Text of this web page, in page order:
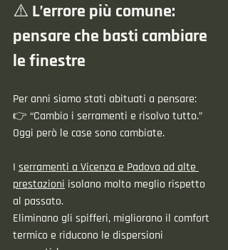
⚠️ L’errore più comune:
pensare che basti cambiare
le finestre
Per anni siamo stati abituati a pensare:
👉 “Cambio i serramenti e risolvo tutto.”
Oggi però le case sono cambiate.
I serramenti a Vicenza e Padova ad alte
prestazioni isolano molto meglio rispetto
al passato.
Eliminano gli spifferi, migliorano il comfort
termico e riducono le dispersioni